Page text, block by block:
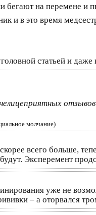
бегают на перемене и
и в это время
статьей и
молчание)
всего больше,
Эксперемент
уже не
– а оторвался